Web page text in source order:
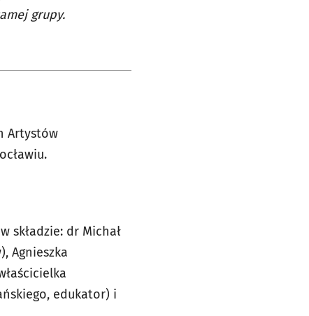
grupy.
Artystów
składzie: dr Michał
Agnieszka
edukator) i